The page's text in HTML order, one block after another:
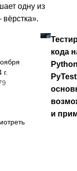
одну из
г.
кода
и